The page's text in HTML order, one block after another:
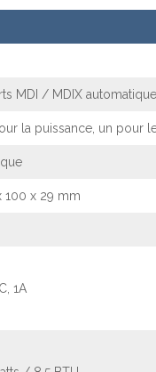
MDI / MDIX
la puissance, un pour
100 x 29 mm
1A